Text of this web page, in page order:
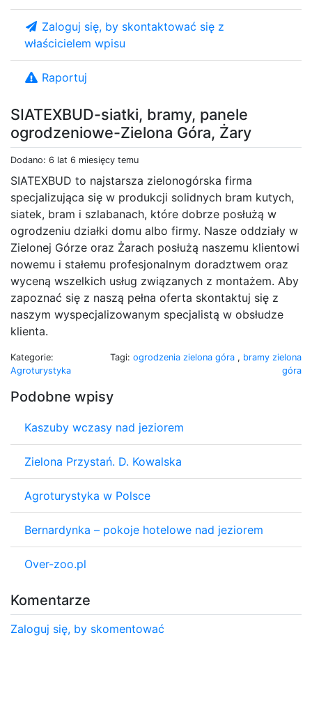
SIATEXBUD-siatki, bramy, panele
ogrodzeniowe-Zielona Góra, Żary
Dodano: 6 lat 6 miesięcy temu
SIATEXBUD to najstarsza zielonogórska firma
specjalizująca się w produkcji solidnych bram kutych,
siatek, bram i szlabanach, które dobrze posłużą w
ogrodzeniu działki domu albo firmy. Nasze oddziały w
Zielonej Górze oraz Żarach posłużą naszemu klientowi
nowemu i stałemu profesjonalnym doradztwem oraz
wyceną wszelkich usług związanych z montażem. Aby
zapoznać się z naszą pełna oferta skontaktuj się z
naszym wyspecjalizowanym specjalistą w obsłudze
klienta.
Kategorie:
Agroturystyka
Tagi: ogrodzenia zielona góra , bramy zielona
góra
Podobne wpisy
Kaszuby wczasy nad jeziorem
Zielona Przystań. D. Kowalska
Agroturystyka w Polsce
Bernardynka – pokoje hotelowe nad jeziorem
Over-zoo.pl
Komentarze
Zaloguj się, by skomentować
Zaloguj się, by skontaktować się z
właścicielem wpisu
Raportuj